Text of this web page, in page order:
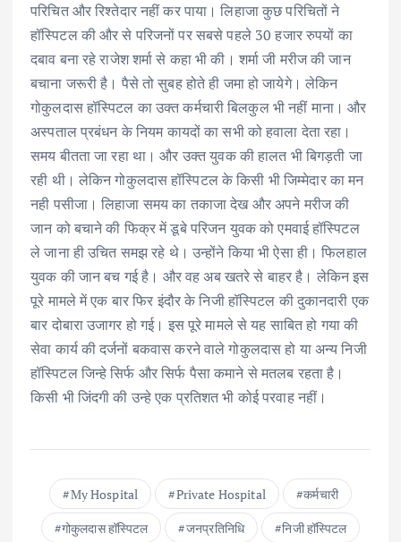
परिचित और रिश्तेदार नहीं कर पाया। लिहाजा कुछ परिचितों ने
हॉस्पिटल की और से परिजनों पर सबसे पहले 30 हजार रुपयों का
दबाव बना रहे राजेश शर्मा से कहा भी की। शर्मा जी मरीज की जान
बचाना जरूरी है। पैसे तो सुबह होते ही जमा हो जायेगे। लेकिन
गोकुलदास हॉस्पिटल का उक्त कर्मचारी बिलकुल भी नहीं माना। और
अस्पताल प्रबंधन के नियम कायदों का सभी को हवाला देता रहा।
समय बीतता जा रहा था। और उक्त युवक की हालत भी बिगड़ती जा
रही थी। लेकिन गोकुलदास हॉस्पिटल के किसी भी जिम्मेदार का मन
नही पसीजा। लिहाजा समय का तकाजा देख और अपने मरीज की
जान को बचाने की फिक्र में डूबे परिजन युवक को एमवाई हॉस्पिटल
ले जाना ही उचित समझ रहे थे। उन्होंने किया भी ऐसा ही। फिलहाल
युवक की जान बच गई है। और वह अब खतरे से बाहर है। लेकिन इस
पूरे मामले में एक बार फिर इंदौर के निजी हॉस्पिटल की दुकानदारी एक
बार दोबारा उजागर हो गई। इस पूरे मामले से यह साबित हो गया की
सेवा कार्य की दर्जनों बकवास करने वाले गोकुलदास हो या अन्य निजी
हॉस्पिटल जिन्हे सिर्फ और सिर्फ पैसा कमाने से मतलब रहता है।
किसी भी जिंदगी की उन्हे एक प्रतिशत भी कोई परवाह नहीं।
My Hospital Private Hospital
कर्मचारी
गोकुलदास हॉस्पिटल
जनप्रतिनिधि
निजी हॉस्पिटल